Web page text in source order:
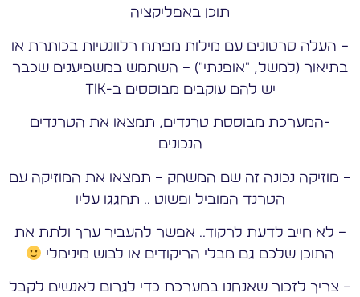
תוכן באפליקציה
– העלה סרטונים עם מילות מפתח רלוונטיות בכותרת או
בתיאור (למשל, "אופנתי") – השתמש במשפיענים שכבר
יש להם עוקבים מבוססים ב-Tik
-המערכת מבוססת טרנדים, תמצאו את הטרנדים
הנכונים
– מוזיקה נכונה זה שם המשחק – תמצאו את המוזיקה עם
הטרנד המוביל ופשוט .. תחגגו עליו
– לא חייב לדעת לרקוד.. אפשר להעביר ערך ולתת את
התוכן שלכם גם מבלי הריקודים או לבוש מינימלי
– צריך לזכור שאנחנו במערכת כדי לגרום לאנשים לקבל